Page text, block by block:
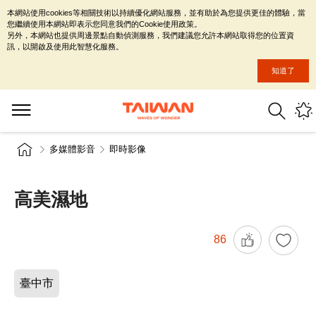
多媒體影音 即時影像
高美濕地
86
臺中市
本網站使用cookies等相關技術以持續優化網站服務，並有助於為您提供更佳的體驗，當
您繼續使用本網站即表示您同意我們的Cookie使用政策。
另外，本網站也提供周邊景點自動偵測服務，我們建議您允許本網站取得您的位置資
訊，以開啟及使用此智慧化服務。
知道了